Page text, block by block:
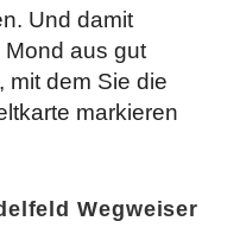
Und damit
aus gut
mit dem Sie die
markieren
Wegweiser